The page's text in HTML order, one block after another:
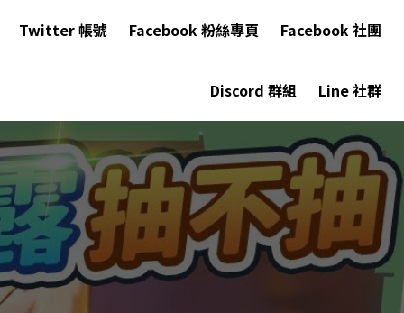
Twitter 帳號 Facebook 粉絲專頁 Facebook 社團
Discord 群組 Line 社群